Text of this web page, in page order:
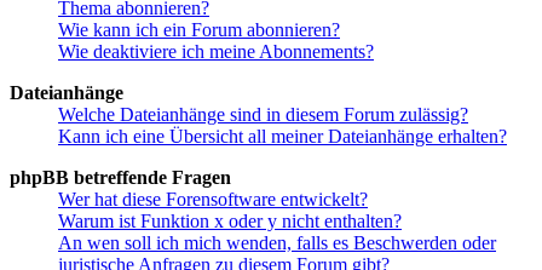
Thema abonnieren?
Wie kann ich ein Forum abonnieren?
Wie deaktiviere ich meine Abonnements?
Dateianhänge
Welche Dateianhänge sind in diesem Forum zulässig?
Kann ich eine Übersicht all meiner Dateianhänge erhalten?
phpBB betreffende Fragen
Wer hat diese Forensoftware entwickelt?
Warum ist Funktion x oder y nicht enthalten?
An wen soll ich mich wenden, falls es Beschwerden oder
juristische Anfragen zu diesem Forum gibt?